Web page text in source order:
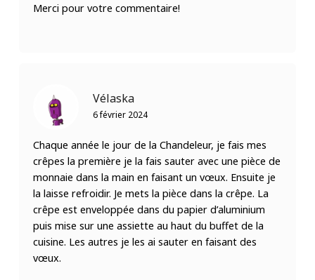
Merci pour votre commentaire!
Vélaska
6 février 2024
Chaque année le jour de la Chandeleur, je fais mes
crêpes la première je la fais sauter avec une pièce de
monnaie dans la main en faisant un vœux. Ensuite je
la laisse refroidir. Je mets la pièce dans la crêpe. La
crêpe est enveloppée dans du papier d’aluminium
puis mise sur une assiette au haut du buffet de la
cuisine. Les autres je les ai sauter en faisant des
vœux.